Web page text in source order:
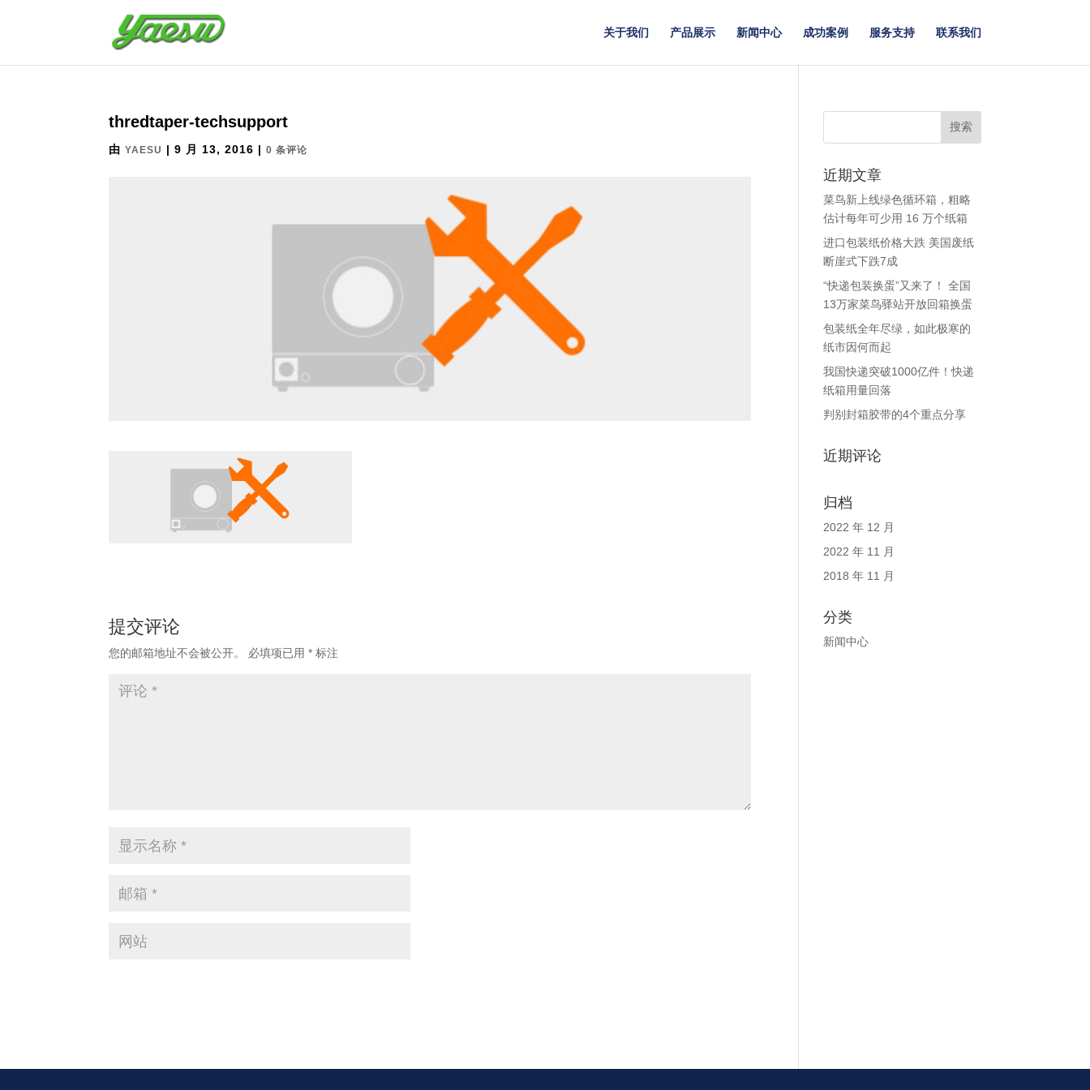
关于我们 产品展示 新闻中心 成功案例 服务支持 联系我们
thredtaper-techsupport
由YAESU |9 月 13, 2016 |0 条评论
提交评论
您的邮箱地址不会被公开。 必填项已用* 标注
近期文章
菜鸟新上线绿色循环箱，粗略
估计每年可少用 16 万个纸箱
进口包装纸价格大跌 美国废纸
断崖式下跌7成
“快递包装换蛋”又来了！ 全国
13万家菜鸟驿站开放回箱换蛋
包装纸全年尽绿，如此极寒的
纸市因何而起
我国快递突破1000亿件！快递
纸箱用量回落
判别封箱胶带的4个重点分享
近期评论
归档
2022 年 12 月
2022 年 11 月
2018 年 11 月
分类
新闻中心